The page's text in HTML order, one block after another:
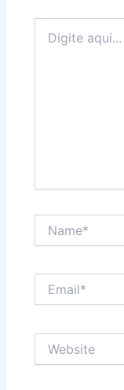
aqui...